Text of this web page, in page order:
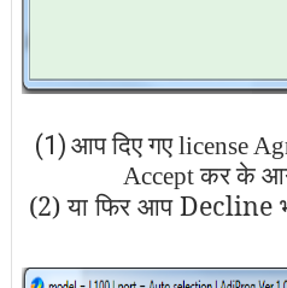
(1) आप दिए गए license
Accept कर के
(2) या फिर आप Decline